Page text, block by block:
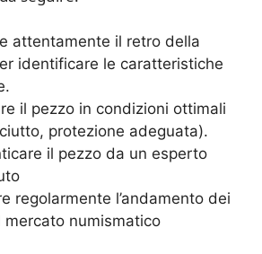
attentamente il retro della
identificare le caratteristiche
il pezzo in condizioni ottimali
protezione adeguata).
il pezzo da un esperto
regolarmente l’andamento dei
mercato numismatico